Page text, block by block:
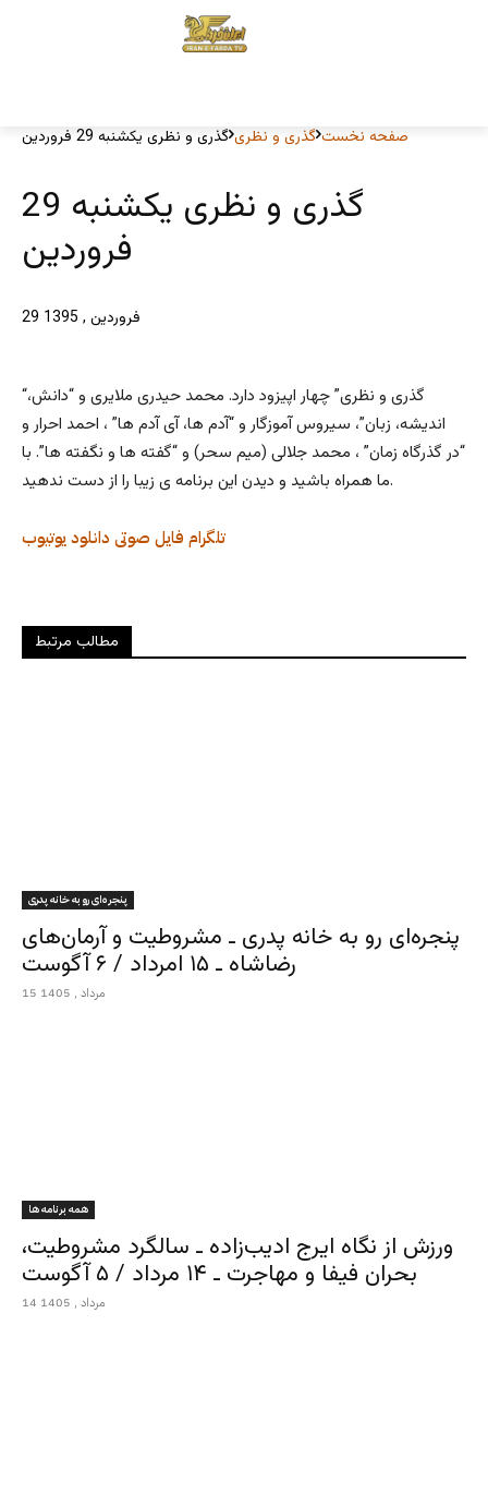
صفحه نخست گذری و نظری گذری و نظری یکشنبه 29 فروردین
گذری و نظری یکشنبه 29
فروردین
29 فروردین , 1395
“گذری و نظری” چهار اپیزود دارد. محمد حیدری ملایری و “دانش،
اندیشه، زبان”، سیروس آموزگار و “آدم ها، آی آدم ها” ، احمد احرار و
“در گذرگاه زمان” ، محمد جلالی (میم سحر) و “گفته ها و نگفته ها”. با
ما همراه باشید و دیدن این برنامه ی زیبا را از دست ندهید.
یوتیوب دانلود فایل صوتی تلگرام
مطالب مرتبط
پنجره‌ای رو به خانه پدری
پنجره‌ای رو به خانه پدری ـ مشروطیت و آرمان‌های
رضاشاه ـ ۱۵ امرداد / ۶ آگوست
15 مرداد , 1405
همه برنامه ها
ورزش از نگاه ایرج ادیب‌زاده ـ سالگرد مشروطیت،
بحران فیفا و مهاجرت ـ ۱۴ مرداد / ۵ آگوست
14 مرداد , 1405